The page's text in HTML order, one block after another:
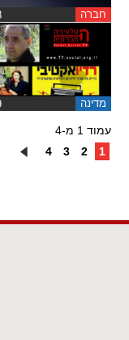
חברה
מדינה
עמוד 1 מ-4
1
2
3
4